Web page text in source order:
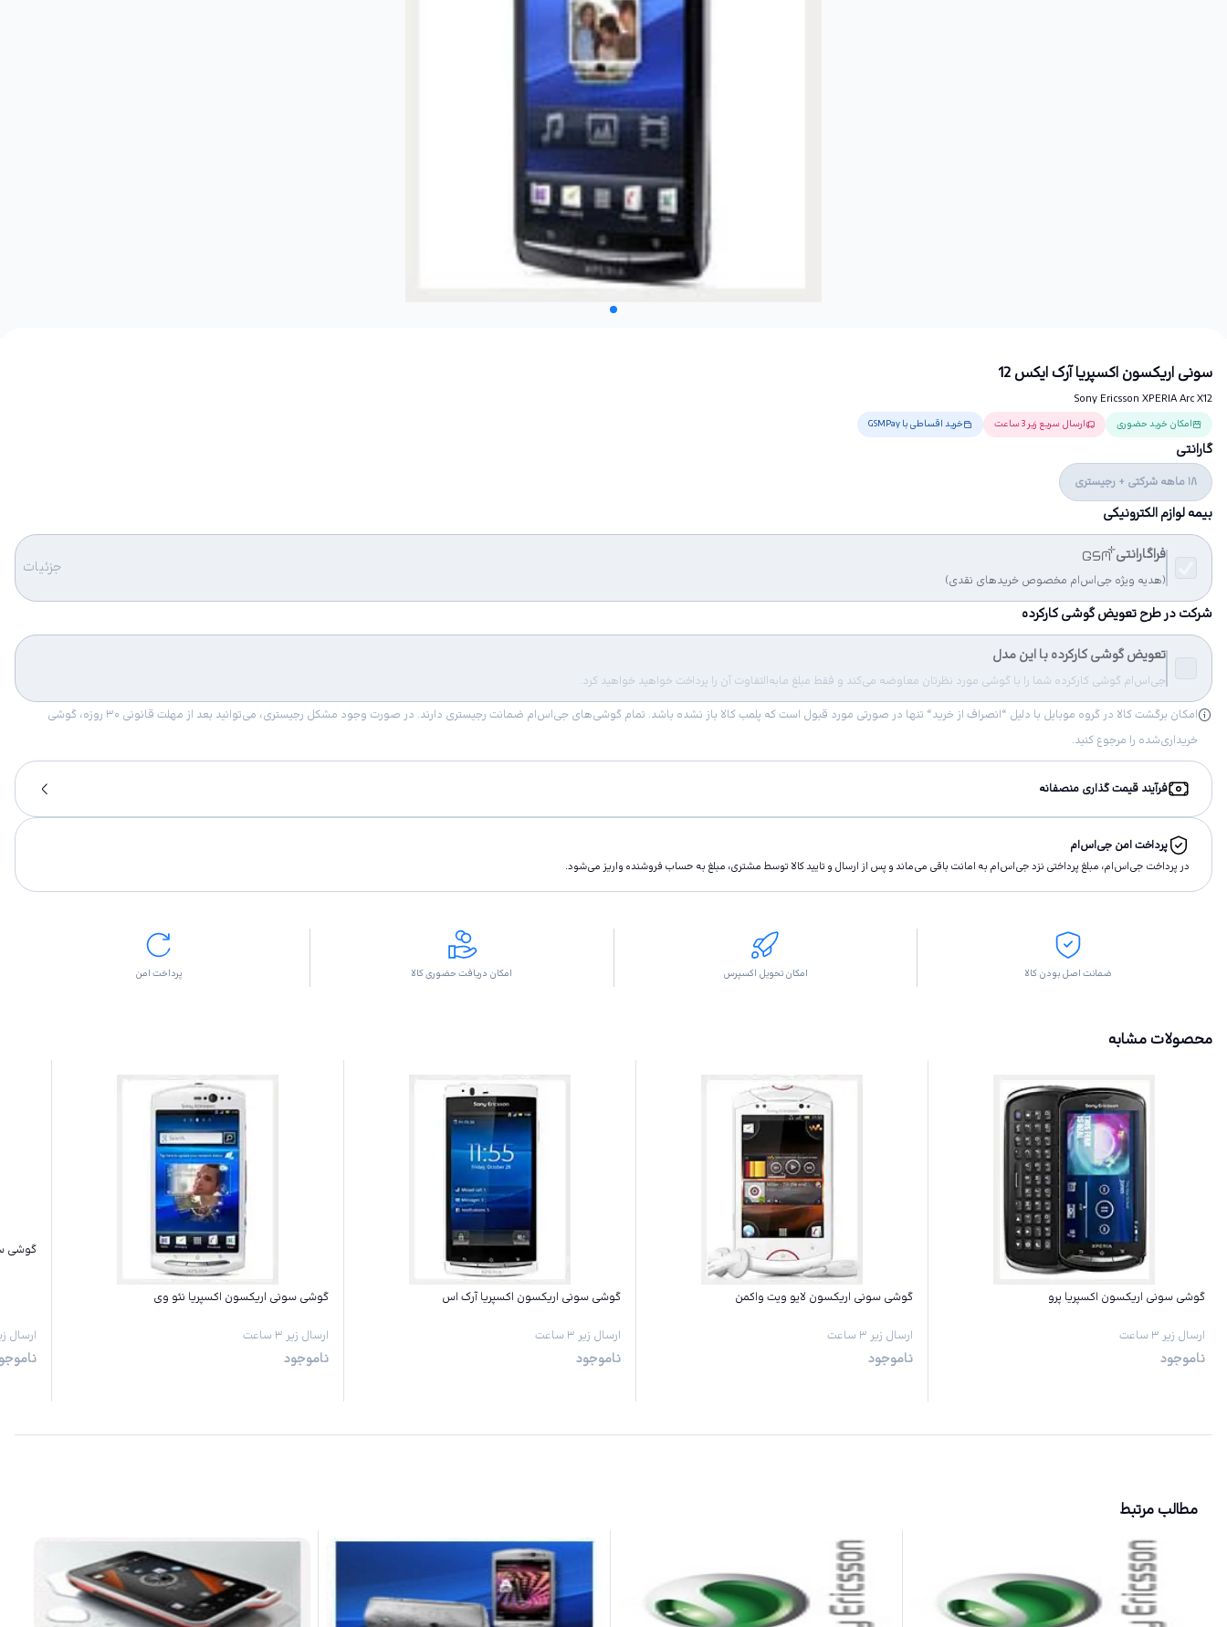
سونی اریکسون اکسپریا آرک ایکس 12
Sony Ericsson XPERIA Arc X12
امکان خرید حضوری ارسال سریع زیر 3 ساعت خرید اقساطی با GSMPay
گارانتی
18 ماهه شرکتی + رجیستری
بیمه لوازم الکترونیکی
فراگارانتی
(هدیه ویژه جی‌اس‌ام مخصوص خریدهای نقدی)
جزئیات
شرکت در طرح تعویض گوشی کارکرده
تعویض گوشی کارکرده با این مدل
جی‌اس‌ام گوشی کارکرده شما را با گوشی مورد نظرتان معاوضه می‌کند و فقط مبلغ مابه‌التفاوت آن را پرداخت خواهید خواهید کرد.
امکان برگشت کالا در گروه موبایل با دلیل “انصراف از خرید“ تنها در صورتی مورد قبول است که پلمب کالا باز نشده باشد. تمام گوشی‌های جی‌اس‌ام ضمانت رجیستری دارند. در صورت وجود مشکل رجیستری، می‌توانید بعد از مهلت قانونی ۳۰ روزه، گوشی
خریداری‌شده را مرجوع کنید.
فرآیند قیمت گذاری منصفانه
پرداخت امن جی‌اس‌ام
در پرداخت جی‌اس‌ام، مبلغ پرداختى نزد جی‌اس‌ام به امانت باقى مى‌ماند و پس از ارسال و تاييد كالا توسط مشتری، مبلغ به حساب فروشنده واريز مى‌شود.
ضمانت اصل بودن کالا امکان تحویل اکسپرس امکان دریافت حضوری کالا پرداخت امن
محصولات مشابه
گوشی سونی اریکسون اکسپریا پرو
ارسال زیر ۳ ساعت
ناموجود
گوشی سونی اریکسون لایو ویت واکمن
ارسال زیر ۳ ساعت
ناموجود
گوشی سونی اریکسون اکسپریا آرک اس
ارسال زیر ۳ ساعت
ناموجود
گوشی سونی اریکسون اکسپریا نئو وی
ارسال زیر ۳ ساعت
ناموجود
گوشی
ارسال زیر ۳
مطالب مرتبط